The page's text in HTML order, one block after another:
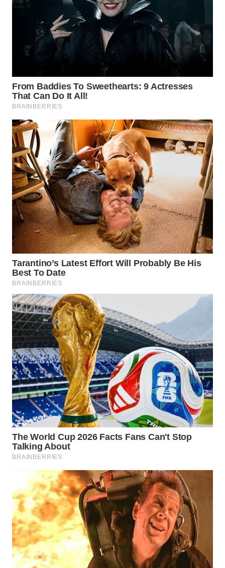
SULUT
MALUKU
WN
WN
DAIRI
WN
DANAU
TOBA
WN
NIAS
WN
LANGKAT
WN
TAPANULI
SELATAN
WN
TANJUNG
LESUNG
WN
KARO
WN
SIMALUNGUN
LABUHANBATU
WN
TAPANULI
TENGAH
WN DELI
SERDANG